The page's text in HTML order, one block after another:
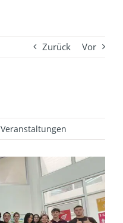
Zurück Vor
Veranstaltungen